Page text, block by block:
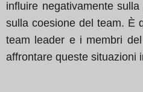
influire negativamente
sulla coesione del team. È
team leader e i membri
affrontare queste situazioni